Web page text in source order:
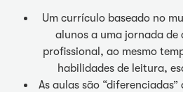
Um currículo baseado no
alunos a uma jornada de
profissional, ao mesmo
habilidades de leitura,
As aulas são